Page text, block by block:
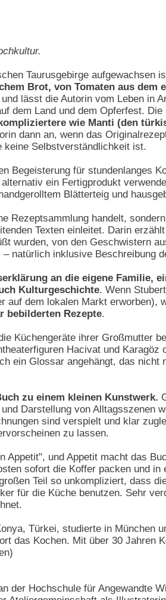
Taurusgebirge aufgewachsen
Brot, von Tomaten aus dem
lässt die Autorin vom Leben in
dem Land und dem Opferfest.
wie Manti (den
dann an, wenn das
keine Selbstverständlichkeit ist.
Begeisterung für stundenlanges
ein Fertigprodukt
Blätterteig und
Rezeptsammlung handelt,
Texten einleitet. Darin
wurden, von den Geschwistern
natürlich inklusive Beschreibung
an die eigene Familie,
Kulturgeschichte. Wenn
auf dem lokalen Markt
bebilderten Rezepte.
Küchengeräte ihrer Großmutter
Hacivat und
ein Glossar angehängt, das nicht
zu einem kleinen Kunstwerk.
Darstellung von Alltagsszenen
sind verspielt und klar
zu lassen.
Appetit", und Appetit macht das
sofort die Koffer packen und
Teil so unkompliziert, dass
für die Küche benutzen. Sehr
Türkei, studierte in München
das Kochen. Mit über 30 Jahren
der Hochschule für Angewandte